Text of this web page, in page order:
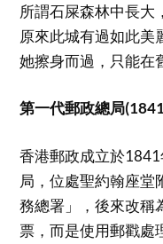
所謂石屎森林中長大
原來此城有過如此美
她擦身而過，只能在
第一代郵政總局
香港郵政成立於
局，位處聖約翰座堂
務總署」，後來改稱
票，而是使用郵戳處